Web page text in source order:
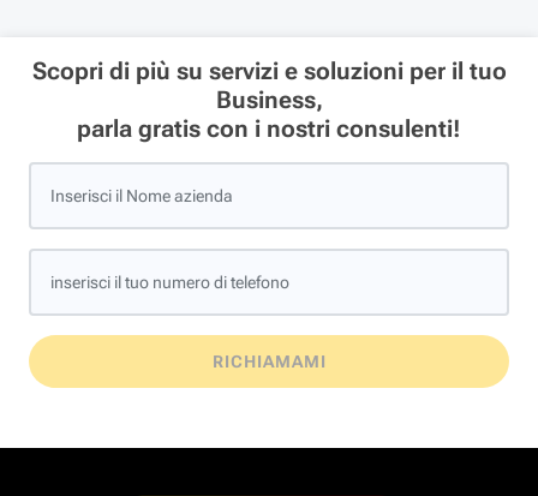
Scopri di più su servizi e soluzioni per il tuo
Business,
parla gratis con i nostri consulenti!
Inserisci il Nome azienda
inserisci il tuo numero di telefono
RICHIAMAMI